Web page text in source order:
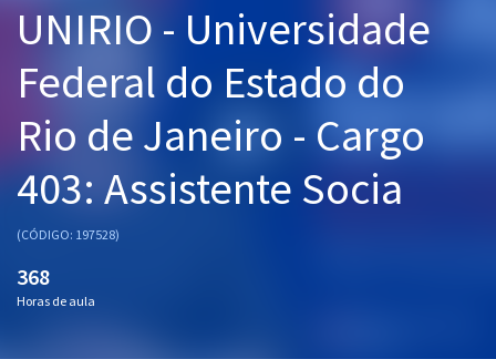
Cursos 20% OFF
Pós
Graduação
OAB
Questões grátis
UNIRIO - Universidade
Federal do Estado do
Rio de Janeiro - Cargo
403: Assistente Socia
(CÓDIGO: 197528)
368
Horas de aula